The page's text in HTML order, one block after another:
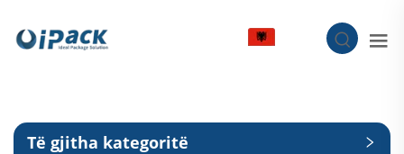
Të gjitha kategoritë